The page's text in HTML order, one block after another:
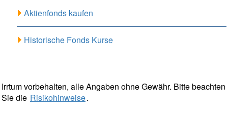
Aktienfonds kaufen
Historische Fonds Kurse
Irrtum vorbehalten, alle Angaben ohne Gewähr. Bitte beachten
Sie die Risikohinweise.